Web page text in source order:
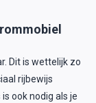
Dit is wettelijk zo
rijbewijs
ook nodig als je